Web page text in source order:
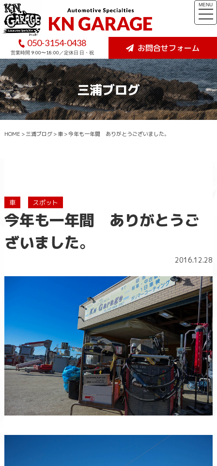
050-3154-0438
営業時間 9:00〜18:00／定休日 日・祝 お問合せフォーム
MENU
三浦ブログ
HOME >三浦ブログ>車>今年も一年間 ありがとうございました。
車 スポット
今年も一年間 ありがとうご
ざいました。
2016.12.28